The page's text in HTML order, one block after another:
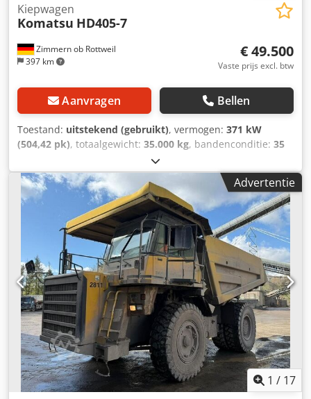
Zimmern ob Rottweil
397 km
Kiepwagen
Komatsu HD405-7
€ 49.500
Vaste prijs excl. btw
Aanvragen Bellen
Toestand: uitstekend (gebruikt), vermogen: 371 kW
(504,42 pk), totaalgewicht: 35.000 kg, bandenconditie: 35
, bedrijfsturen:
HD405-7 Dwodpfx Aeyx Hg Iegmea Bouwjaar: 2006
Bedrijfsuren: 27.056 uur Gesloten cabine Radio
Airconditioning Achteruitrijcamera Kiepbakverwarming
Kiepbakconditie: circa 30-40% resterend Centrale
smeerinstallatie Bandenmaat: 18.00R33, ca. 30-40% profiel
over Motor met 371 kW CE / EPA Bedrijfsgewicht: 35 ton.
Advertentie
1 / 17